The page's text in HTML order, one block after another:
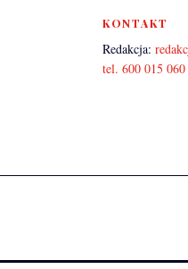
KONTAKT
Redakcja:
tel. 600 015 060